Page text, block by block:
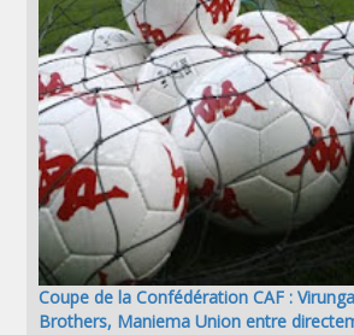
Coupe de la Confédération CAF :
Brothers, Maniema Union entre